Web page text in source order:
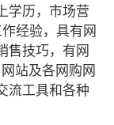
学历，市场营
经验，具有网
售技巧，有网
站及各网购网
流工具和各种